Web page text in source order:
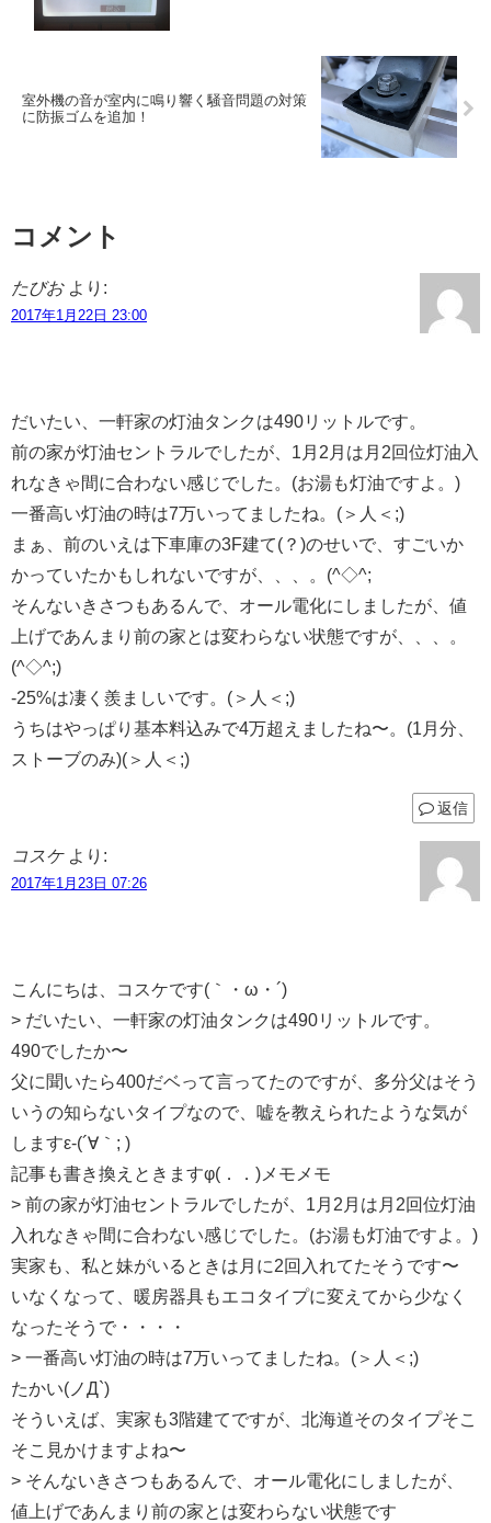
室外機の音が室内に鳴り響く騒音問題の対策
に防振ゴムを追加！
コメント
たびお より:
2017年1月22日 23:00
だいたい、一軒家の灯油タンクは490リットルです。
前の家が灯油セントラルでしたが、1月2月は月2回位灯油入
れなきゃ間に合わない感じでした。(お湯も灯油ですよ。)
一番高い灯油の時は7万いってましたね。(＞人＜;)
まぁ、前のいえは下車庫の3F建て(？)のせいで、すごいか
かっていたかもしれないですが、、、。(^◇^;
そんないきさつもあるんで、オール電化にしましたが、値
上げであんまり前の家とは変わらない状態ですが、、、。
(^◇^;)
-25%は凄く羨ましいです。(＞人＜;)
うちはやっぱり基本料込みで4万超えましたね〜。(1月分、
ストーブのみ)(＞人＜;)
返信
コスケ より:
2017年1月23日 07:26
こんにちは、コスケです(｀・ω・´)
> だいたい、一軒家の灯油タンクは490リットルです。
490でしたか〜
父に聞いたら400だベって言ってたのですが、多分父はそう
いうの知らないタイプなので、嘘を教えられたような気が
しますε-(´∀｀; )
記事も書き換えときますφ(．．)メモメモ
> 前の家が灯油セントラルでしたが、1月2月は月2回位灯油
入れなきゃ間に合わない感じでした。(お湯も灯油ですよ。)
実家も、私と妹がいるときは月に2回入れてたそうです〜
いなくなって、暖房器具もエコタイプに変えてから少なく
なったそうで・・・・
> 一番高い灯油の時は7万いってましたね。(＞人＜;)
たかい(ノД`)
そういえば、実家も3階建てですが、北海道そのタイプそこ
そこ見かけますよね〜
> そんないきさつもあるんで、オール電化にしましたが、
値上げであんまり前の家とは変わらない状態です